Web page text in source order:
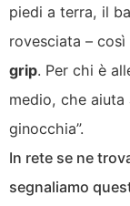
piedi a terra, il
rovesciata –
grip. Per chi è
medio, che
ginocchia”.
In rete se ne
segnaliamo